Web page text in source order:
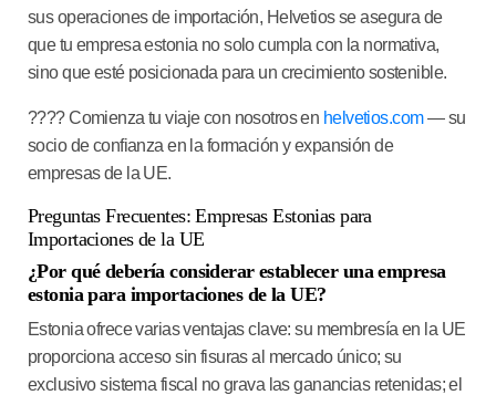
sus operaciones de importación, Helvetios se asegura de
que tu empresa estonia no solo cumpla con la normativa,
sino que esté posicionada para un crecimiento sostenible.
????Comienza tu viaje con nosotros en helvetios.com— su
socio de confianza en la formación y expansión de
empresas de la UE.
Preguntas Frecuentes: Empresas Estonias para
Importaciones de la UE
¿Por qué debería considerar establecer una empresa
estonia para importaciones de la UE?
Estonia ofrece varias ventajas clave: su membresía en la UE
proporciona acceso sin fisuras al mercado único; su
exclusivo sistema fiscal no grava las ganancias retenidas; el